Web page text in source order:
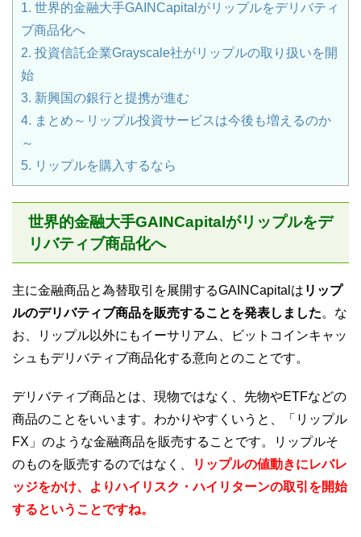
1. 世界的金融大手GAINCapitalがリップルをデリバティ
ブ商品化へ
2. 投資信託企業Grayscale社がリップルの取り扱いを開
始
3. 新興国の銀行と提携が進む
4. まとめ～リップル投資サービスは今後も増えるのか
～
5. リップルを購入するなら
世界的金融大手GAINCapitalがリップルをデ
リバティブ商品化へ
主に金融商品と為替取引を展開するGAINCapitalは リップ
ルのデリバティブ商品を販売することを発表しました。な
お、リップル以外にもイーサリアム、ビットコインキャッ
シュもデリバティブ商品化する意向とのことです。
デリバティブ商品とは、現物ではなく、先物やETFなどの
商品のことをいいます。わかりやすくいうと、「リップル
FX」のような金融商品を販売することです。リップルそ
のものを販売するのではなく、
リップルの値動きにレバレ
ッジをかけ、よりハイリスク・ハイリターンの取引を開始
するということですね。